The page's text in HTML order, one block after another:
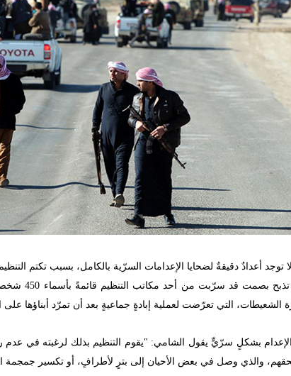
توجد أعدادٌ دقيقةٌ لضحايا الإعدامات السرّية بالكامل، بسبب تكتم التنظيم
وكانت حملة
التي تعرّضت لعملية إبادةٍ جماعيةٍ بعد أن تمرّد أبناؤها على
بشكلٍ سرّيٍّ يقول الشامي: "يقوم التنظيم بذلك لرغبته في عدم
والذي وصل في بعض الأحيان إلى بترٍ لأطرافٍ، أو تكسير جمجمة